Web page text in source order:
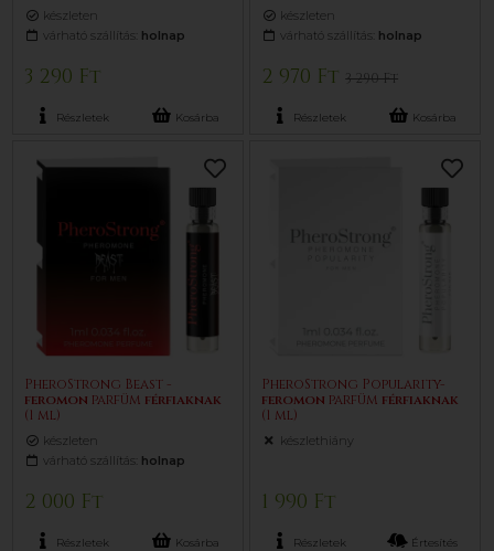
készleten
várható szállítás: holnap
3 290 Ft
Részletek Kosárba
készleten
várható szállítás: holnap
2 970 Ft3 290 Ft
Részletek Kosárba
PheroStrong Beast -
feromon parfüm férfiaknak
(1 ml)
készleten
várható szállítás: holnap
2 000 Ft
Részletek Kosárba
PheroStrong Popularity-
feromon parfüm férfiaknak
(1 ml)
készlethiány
1 990 Ft
Részletek Értesítés